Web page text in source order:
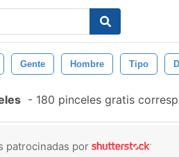
Gente Hombre Tipo
- 180 pinceles gratis
patrocinadas por